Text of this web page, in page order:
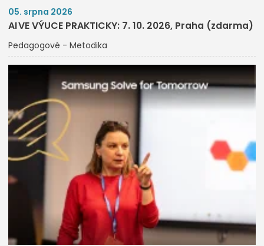
05. srpna 2026
AI VE VÝUCE PRAKTICKY: 7. 10. 2026, Praha (zdarma)
Pedagogové - Metodika